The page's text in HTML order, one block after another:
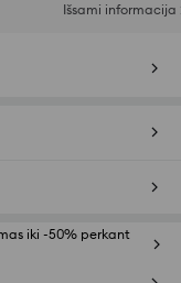
Išsami informacija
iki -50% perkant